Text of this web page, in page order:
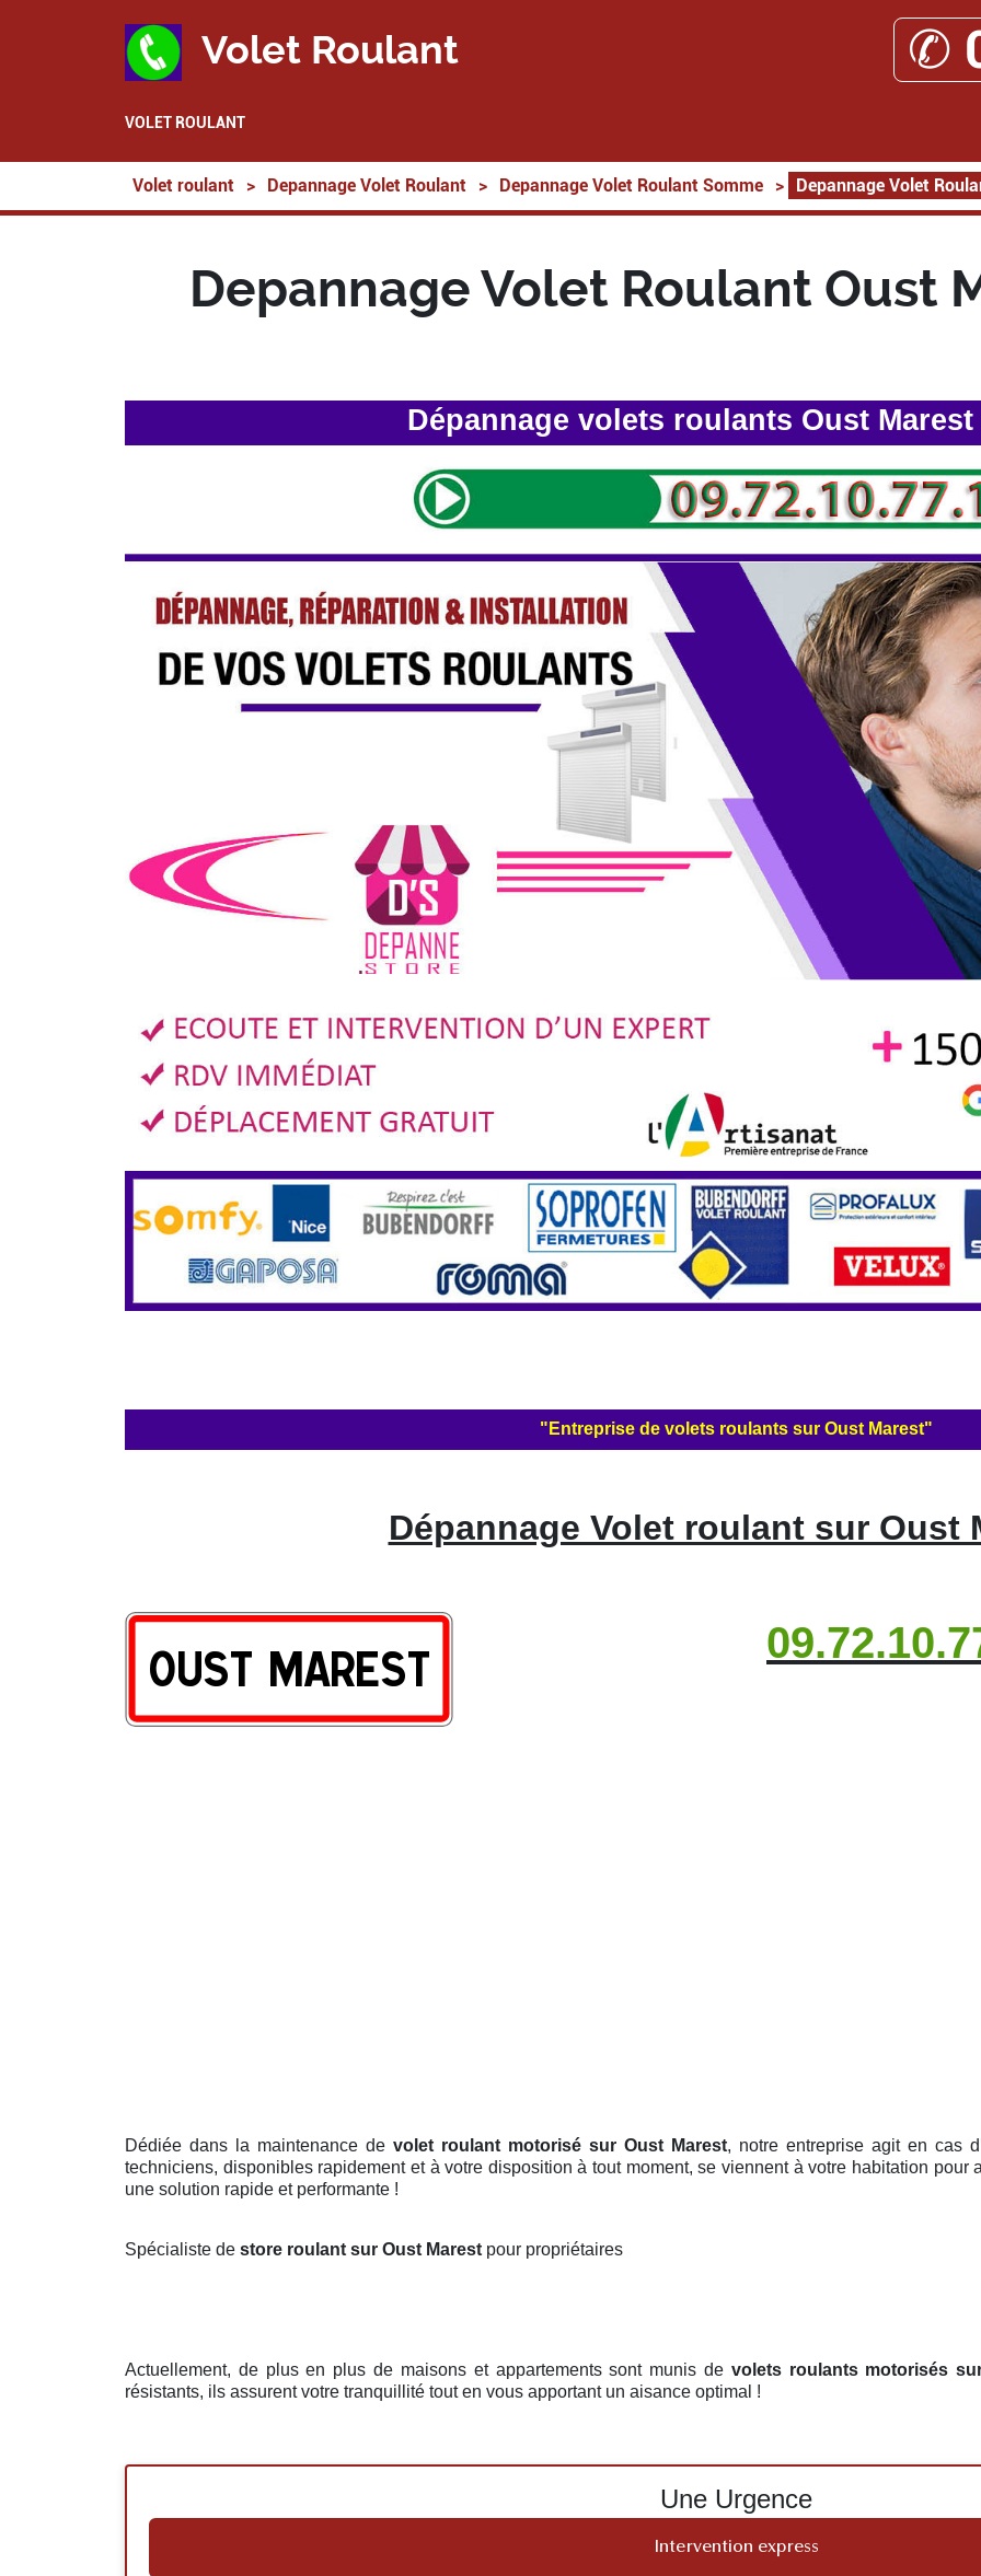
Volet Roulant ✆
VOLET ROULANT
Volet roulant > Depannage Volet Roulant > Depannage Volet Roulant Somme > Depannage Volet
Depannage Volet Roulant Oust
Dépannage volets roulants Oust Marest
"Entreprise de volets roulants sur Oust Marest"
Dépannage Volet roulant sur Oust
Dédiée dans la maintenance de volet roulant motorisé sur Oust Marest, notre entreprise agit en cas
techniciens, disponibles rapidement et à votre disposition à tout moment, se viennent à votre habitation pour
une solution rapide et performante !
Spécialiste de store roulant sur Oust Marest pour propriétaires
Actuellement, de plus en plus de maisons et appartements sont munis de volets roulants motorisés
résistants, ils assurent votre tranquillité tout en vous apportant un aisance optimal !
Une Urgence
Intervention express